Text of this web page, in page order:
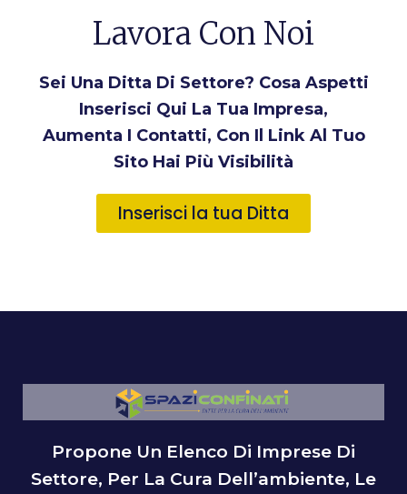
Lavora Con Noi
Sei Una Ditta Di Settore? Cosa Aspetti
Inserisci Qui La Tua Impresa,
Aumenta I Contatti, Con Il Link Al Tuo
Sito Hai Più Visibilità
Inserisci la tua Ditta
Propone Un Elenco Di Imprese Di
Settore, Per La Cura Dell’ambiente, Le